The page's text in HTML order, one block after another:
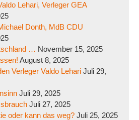
Lehari, Verleger GEA
Donth, MdB CDU
… November 15, 2025
August 8, 2025
Verleger Valdo Lehari Juli 29,
Juli 29, 2025
Juli 27, 2025
oder kann das weg? Juli 25, 2025